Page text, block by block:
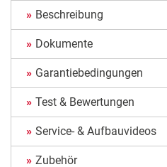
Beschreibung
Dokumente
Garantiebedingungen
Test & Bewertungen
Service- & Aufbauvideos
Zubehör